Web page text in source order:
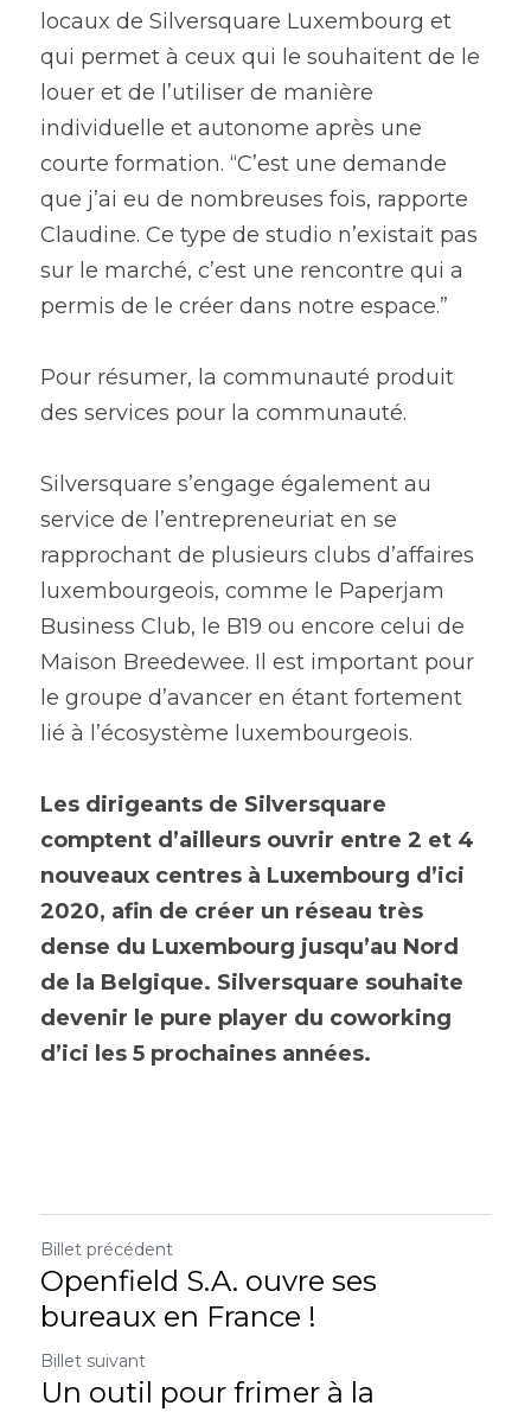
locaux de Silversquare Luxembourg et
qui permet à ceux qui le souhaitent de le
louer et de l’utiliser de manière
individuelle et autonome après une
courte formation. “C’est une demande
que j’ai eu de nombreuses fois, rapporte
Claudine. Ce type de studio n’existait pas
sur le marché, c’est une rencontre qui a
permis de le créer dans notre espace.”
Pour résumer, la communauté produit
des services pour la communauté.
Silversquare s’engage également au
service de l’entrepreneuriat en se
rapprochant de plusieurs clubs d’affaires
luxembourgeois, comme le Paperjam
Business Club, le B19 ou encore celui de
Maison Breedewee. Il est important pour
le groupe d’avancer en étant fortement
lié à l’écosystème luxembourgeois.
Les dirigeants de Silversquare
comptent d’ailleurs ouvrir entre 2 et 4
nouveaux centres à Luxembourg d’ici
2020, afin de créer un réseau très
dense du Luxembourg jusqu’au Nord
de la Belgique. Silversquare souhaite
devenir le ​pure player​ du coworking
d’ici les 5 prochaines années.
Billet précédent
Openfield S.A. ouvre ses
bureaux en France !
Billet suivant
Un outil pour frimer à la